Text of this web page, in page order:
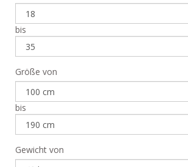
bis
Größe von
bis
Gewicht von